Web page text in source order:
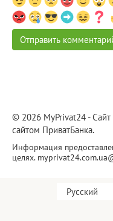
© 2026 MyPrivat24 -
сайтом ПриватБанка.
Информация
целях.
Русский